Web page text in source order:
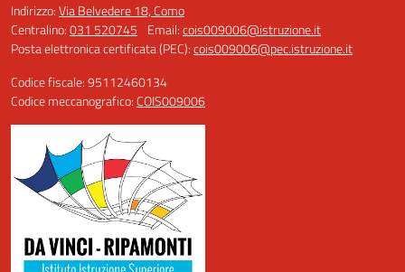
Indirizzo:Via Belvedere 18, Como
Centralino:031 520745 Email:cois009006@istruzione.it
Posta elettronica certificata (PEC):cois009006@pec.istruzione.it
Codice fiscale: 95112460134
Codice meccanografico: COIS009006